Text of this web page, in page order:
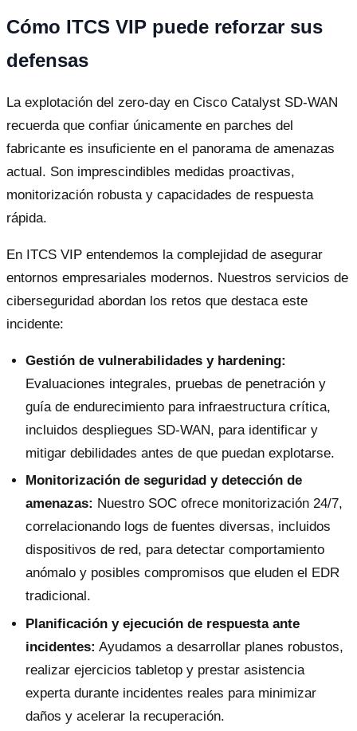
Cómo ITCS VIP puede reforzar sus
defensas
La explotación del zero-day en Cisco Catalyst SD-WAN
recuerda que confiar únicamente en parches del
fabricante es insuficiente en el panorama de amenazas
actual. Son imprescindibles medidas proactivas,
monitorización robusta y capacidades de respuesta
rápida.
En ITCS VIP entendemos la complejidad de asegurar
entornos empresariales modernos. Nuestros servicios de
ciberseguridad abordan los retos que destaca este
incidente:
Gestión de vulnerabilidades y hardening:
Evaluaciones integrales, pruebas de penetración y
guía de endurecimiento para infraestructura crítica,
incluidos despliegues SD-WAN, para identificar y
mitigar debilidades antes de que puedan explotarse.
Monitorización de seguridad y detección de
amenazas: Nuestro SOC ofrece monitorización 24/7,
correlacionando logs de fuentes diversas, incluidos
dispositivos de red, para detectar comportamiento
anómalo y posibles compromisos que eluden el EDR
tradicional.
Planificación y ejecución de respuesta ante
incidentes: Ayudamos a desarrollar planes robustos,
realizar ejercicios tabletop y prestar asistencia
experta durante incidentes reales para minimizar
daños y acelerar la recuperación.